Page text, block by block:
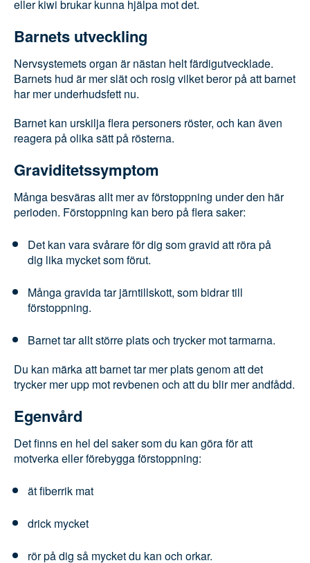
färdigutvecklade. Barnets hud är mer slät och rosig
vilket beror på att barnet har mer underhudsfett
nu.
Barnet kan urskilja flera personers röster, och kan
även reagera på olika sätt på rösterna.
Graviditetssymptom
Många besväras allt mer av förstoppning under den
här perioden. Förstoppning kan bero på flera saker:
Det kan vara svårare för dig som gravid att röra
på dig lika mycket som förut.
Många gravida tar järntillskott, som bidrar till
förstoppning.
Barnet tar allt större plats och trycker mot
Du kan märka att barnet tar mer plats genom att
mer andfådd.
Egenvård
motverka eller förebygga förstoppning:
ät fiberrik mat
drick mycket